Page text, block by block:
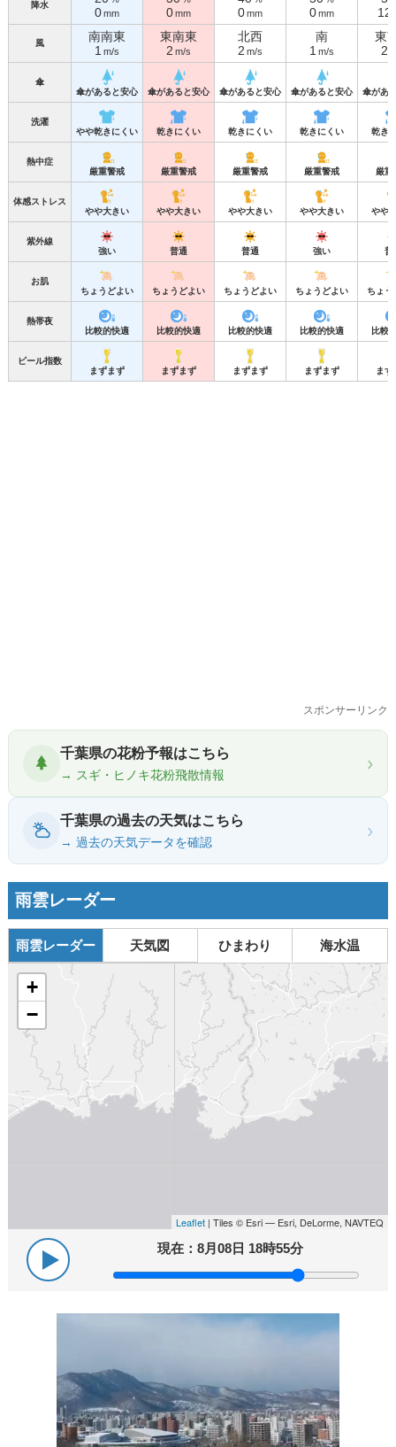
降水
0mm 0mm 0mm 0mm
12
風
南南東
1 m/s
東南東
2 m/s
北西
2 m/s
南
1 m/s
東
2
傘
傘があると安心
傘があると安心 傘があると安心 傘があると安心 傘があ
洗濯
やや乾きにくい
乾きにくい 乾きにくい 乾きにくい 乾き
熱中症
厳重警戒
厳重警戒 厳重警戒 厳重警戒 厳重
体感ストレス
やや大きい
やや大きい やや大きい やや大きい やや
紫外線
強い
普通 普通 強い 普
お肌
ちょうどよい
ちょうどよい ちょうどよい ちょうどよい ちょう
熱帯夜
比較的快適
比較的快適 比較的快適 比較的快適 比較
ビール指数
まずまず
まずまず まずまず まずまず まず
スポンサーリンク
千葉県の花粉予報はこちら
→ スギ・ヒノキ花粉飛散情報
›
千葉県の過去の天気はこちら
→ 過去の天気データを確認
›
雨雲レーダー
雨雲レーダー 天気図 ひまわり 海水温
+
−
Leaflet | Tiles © Esri — Esri, DeLorme, NAVTEQ
現在：8月08日 18時55分